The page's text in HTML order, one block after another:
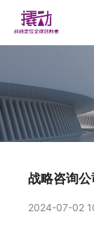
战略咨询
2024-07-02